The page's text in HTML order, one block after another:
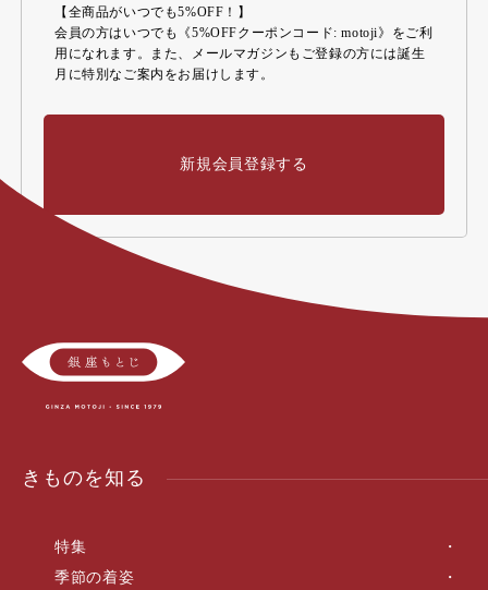
【全商品がいつでも5%OFF！】
会員の方はいつでも《5%OFFクーポンコード: motoji》をご利
用になれます。また、メールマガジンもご登録の方には誕生
月に特別なご案内をお届けします。
新規会員登録する
きものを知る
特集
季節の着姿